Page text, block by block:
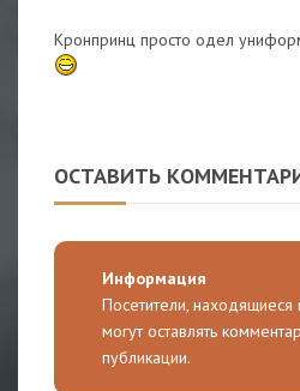
Кронпринц просто одел
ОСТАВИТЬ
Информация
Посетители, находящиеся
могут оставлять
публикации.